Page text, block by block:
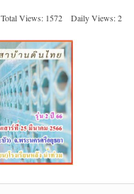
Total Views: 1572
Daily Views: 2